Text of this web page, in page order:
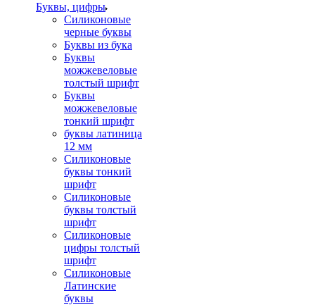
Буквы, цифры
Силиконовые
черные буквы
Буквы из бука
Буквы
можжевеловые
толстый шрифт
Буквы
можжевеловые
тонкий шрифт
буквы латиница
12 мм
Силиконовые
буквы тонкий
шрифт
Силиконовые
буквы толстый
шрифт
Силиконовые
цифры толстый
шрифт
Силиконовые
Латинские
буквы